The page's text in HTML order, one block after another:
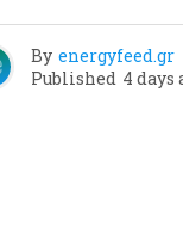
By energyfeed.gr
Published 4 days